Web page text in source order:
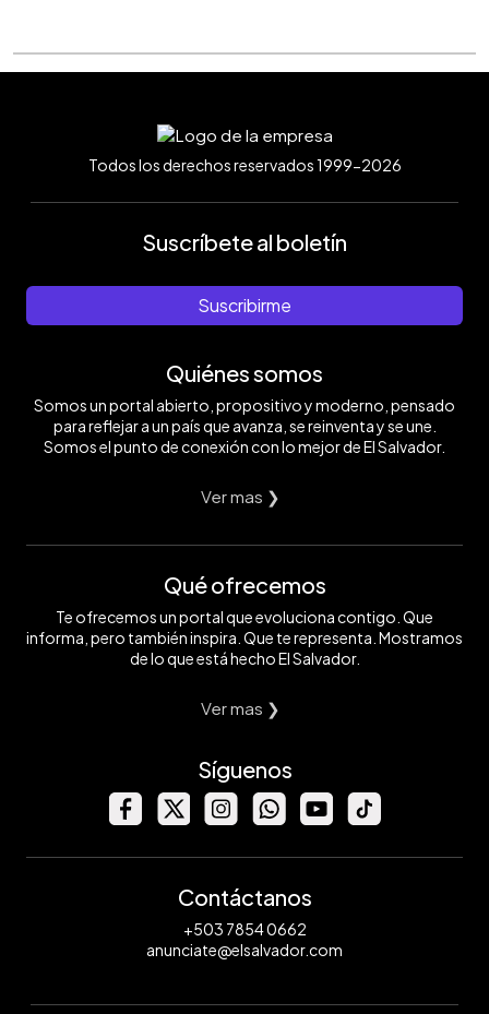
Todos los derechos reservados 1999-2026
Suscríbete al boletín
Suscribirme
Quiénes somos
Somos un portal abierto, propositivo y moderno, pensado
para reflejar a un país que avanza, se reinventa y se une.
Somos el punto de conexión con lo mejor de El Salvador.
Ver mas ❯
Qué ofrecemos
Te ofrecemos un portal que evoluciona contigo. Que
informa, pero también inspira. Que te representa. Mostramos
de lo que está hecho El Salvador.
Ver mas ❯
Síguenos
Contáctanos
+503 7854 0662
anunciate@elsalvador.com